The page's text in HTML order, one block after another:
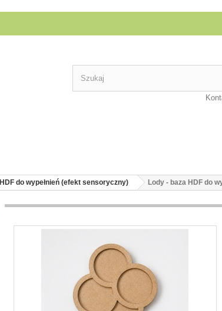
HDF do wypełnień (efekt sensoryczny) Lody - baza HDF do